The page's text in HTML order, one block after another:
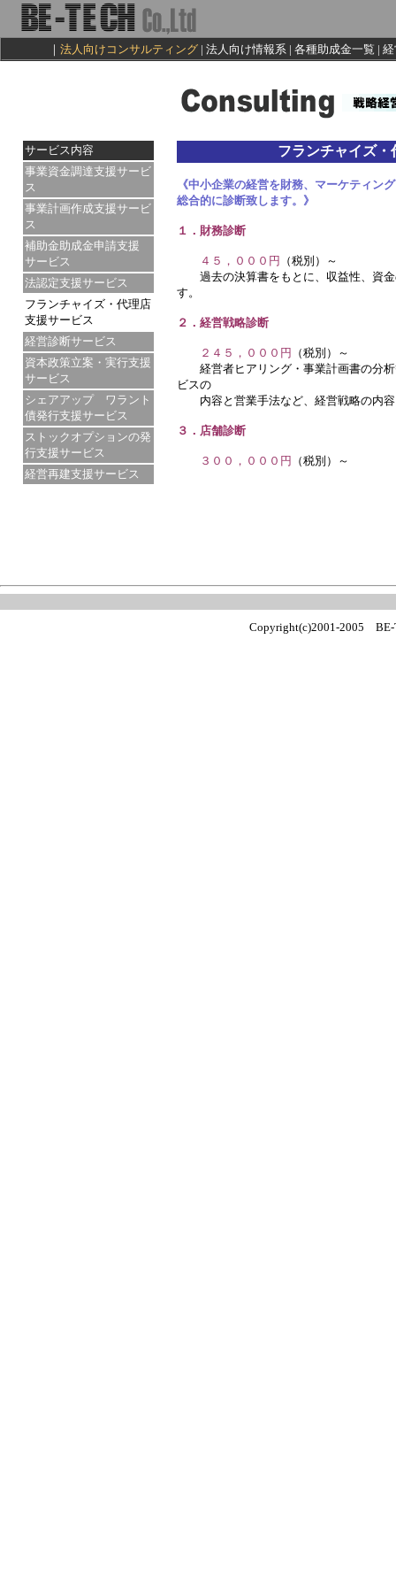
｜ 法人向けコンサルティング | 法人向け情報系 | 各種助成金一覧 |
サービス内容
事業資金調達支援サービ
ス
事業計画作成支援サービ
ス
補助金助成金申請支援
サービス
法認定支援サービス
フランチャイズ・代理店
支援サービス
経営診断サービス
資本政策立案・実行支援
サービス
シェアアップ ワラント
債発行支援サービス
ストックオプションの発
行支援サービス
経営再建支援サービス
フランチャイズ
《中小企業の経営を財務、マーケティン
総合的に診断致します。》
１．財務診断
４５，０００円
（税別）～
過去の決算書をもとに、収益性、資金
す。
２．経営戦略診断
２４５，０００円
（税別）～
経営者ヒアリング・事業計画書の分析
ビスの
内容と営業手法など、経営戦略の内容
３．店舗診断
３００，０００円 （税別）～
Copyright(c)2001-2005 BE-